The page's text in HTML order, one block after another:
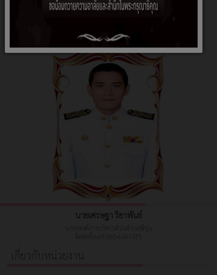
นายเศรษฐา ริยาพันธ์
นายกองค์การบริหารส่วนตำบลพิปูน
ติดต่อที่เบอร์ 065-6367475
เกี่ยวกับหน่วยงาน